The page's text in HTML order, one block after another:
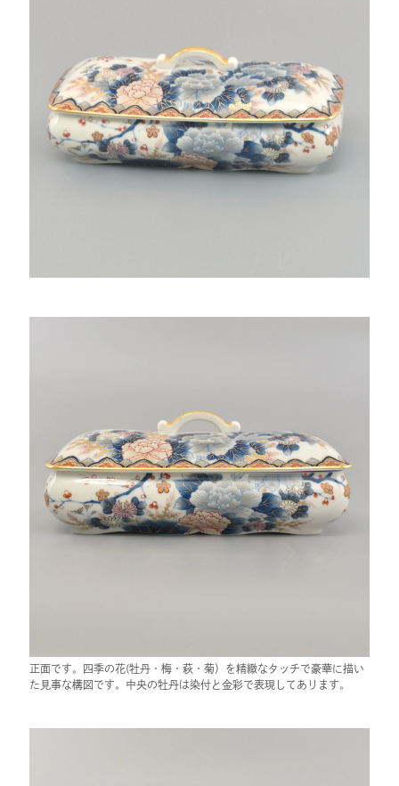
正面です。四季の花(牡丹・梅・萩・菊）を精緻なタッチで豪華に描い
た見事な構図です。中央の牡丹は染付と金彩で表現してあります。